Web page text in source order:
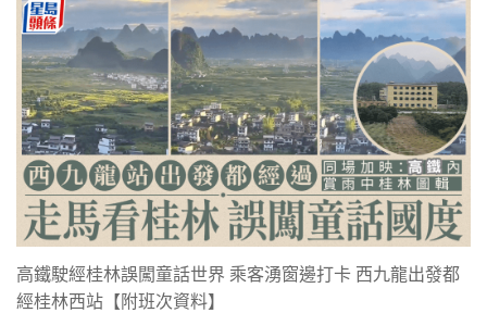
高鐵駛經桂林誤闖童話世界 乘客湧窗邊打卡 西九龍出發都
經桂林西站【附班次資料】